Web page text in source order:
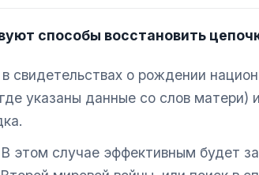
способы восстановить
свидетельствах о рождении
указаны данные со слов матери)
В этом случае эффективным будет